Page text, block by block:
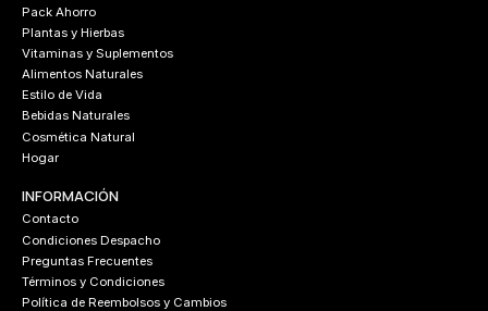
Pack Ahorro
Plantas y Hierbas
Vitaminas y Suplementos
Alimentos Naturales
Estilo de Vida
Bebidas Naturales
Cosmética Natural
Hogar
INFORMACIÓN
Contacto
Condiciones Despacho
Preguntas Frecuentes
Términos y Condiciones
Política de Reembolsos y Cambios